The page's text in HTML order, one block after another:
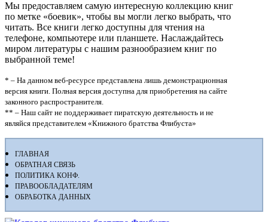
Мы предоставляем самую интересную коллекцию книг
по метке «боевик», чтобы вы могли легко выбрать, что
читать. Все книги легко доступны для чтения на
телефоне, компьютере или планшете. Наслаждайтесь
миром литературы с нашим разнообразием книг по
выбранной теме!
* – На данном веб-ресурсе представлена лишь демонстрационная
версия книги. Полная версия доступна для приобретения на сайте
законного распространителя.
** – Наш сайт не поддерживает пиратскую деятельность и не
являйся представителем «Книжного братства Флибуста»
ГЛАВНАЯ
ОБРАТНАЯ СВЯЗЬ
ПОЛИТИКА КОНФ.
ПРАВООБЛАДАТЕЛЯМ
ОБРАБОТКА ДАННЫХ